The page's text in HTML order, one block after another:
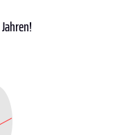
Jahren!